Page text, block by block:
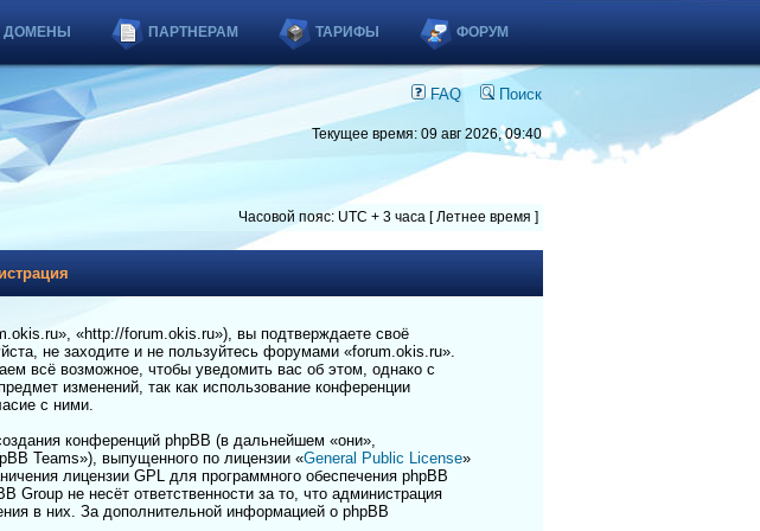
ДОМЕНЫ ПАРТНЕРАМ ТАРИФЫ ФОРУМ
FAQ Поиск
Текущее время: 09 авг 2026, 09:40
Часовой пояс: UTC + 3 часа [ Летнее время ]
«http://forum.okis.ru»), вы подтверждаете своё
не заходите и не пользуйтесь форумами «forum.okis.ru».
всё возможное, чтобы уведомить вас об этом, однако с
изменений, так как использование конференции
с ними.
конференций phpBB (в дальнейшем «они»,
Teams»), выпущенного по лицензии «General Public License»
лицензии GPL для программного обеспечения phpBB
Group не несёт ответственности за то, что администрация
в них. За дополнительной информацией о phpBB